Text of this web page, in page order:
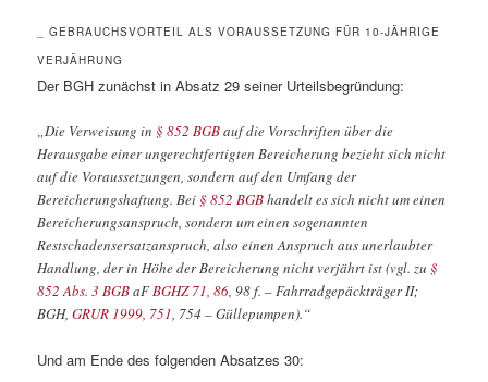
_ GEBRAUCHSVORTEIL ALS VORAUSSETZUNG FÜR 10-JÄHRIGE
VERJÄHRUNG
Der BGH zunächst in Absatz 29 seiner Urteilsbegründung:
„Die Verweisung in § 852 BGBauf die Vorschriften über die
Herausgabe einer ungerechtfertigten Bereicherung bezieht sich nicht
auf die Voraussetzungen, sondern auf den Umfang der
Bereicherungshaftung. Bei § 852 BGBhandelt es sich nicht um einen
Bereicherungsanspruch, sondern um einen sogenannten
Restschadensersatzanspruch, also einen Anspruch aus unerlaubter
Handlung, der in Höhe der Bereicherung nicht verjährt ist (vgl. zu §
852 Abs. 3 BGBaFBGHZ 71, 86, 98 f. – Fahrradgepäckträger II;
BGH,GRUR 1999, 751, 754 – Güllepumpen).“
Und am Ende des folgenden Absatzes 30: